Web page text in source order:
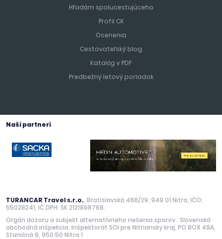
Hľadám spolucestujúceho
Profil CK
Ocenenia
Cestovateľský blog
Katalóg v PDF
Predbežný letový poriadok
Naši partneri
TURANCAR Travel s.r.o. , Bratislavská 466/29, 949 01 Nitra, IČO:
55028241, IČ DPH: SK 2121898768.
Orgán dozoru a subjekt alternatívneho riešenia sporov : Slovenská
obchodná inšpekcia, Inšpektorát SOI pre Nitriansky kraj, PO BOX 49A,
Staničná 9, 950 50 Nitra 1